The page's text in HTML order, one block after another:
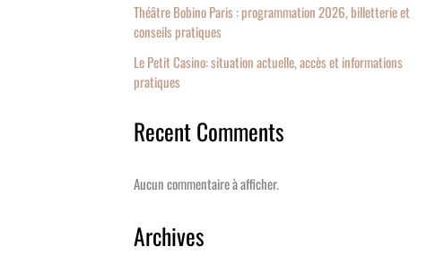
Théâtre Bobino Paris : programmation 2026, billetterie et
conseils pratiques
Le Petit Casino: situation actuelle, accès et informations
pratiques
Recent Comments
Aucun commentaire à afficher.
Archives